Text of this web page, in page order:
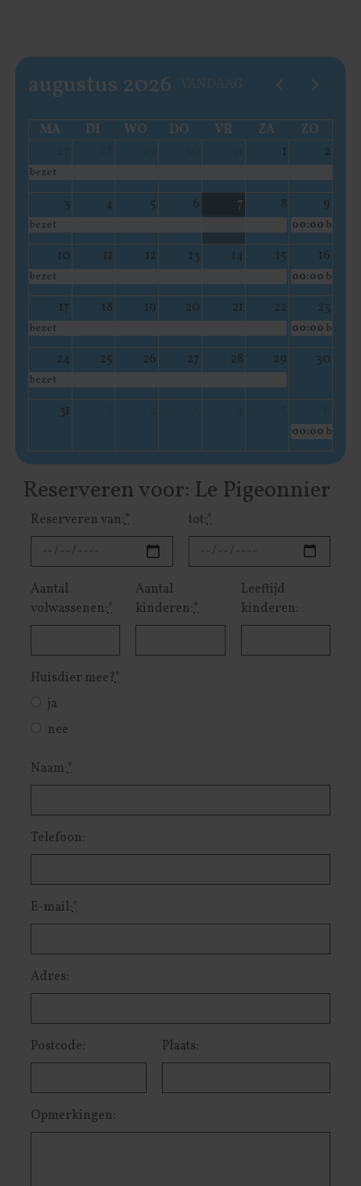
augustus 2026
MA DI WO DO VR ZA
ZO
1 2
bezet
3 4 5 6 7 8 9
bezet 00:00 bezet
10 11 12 13 14 15 16
bezet 00:00 bezet
17 18 19 20 21 22 23
bezet 00:00 bezet
24 25 26 27 28 29 30
bezet
31
00:00 bezet
Reserveren voor: Le Pigeonnier
Reserveren van:* tot:*
Aantal
volwassenen:*
Aantal
kinderen:*
Leeftijd
kinderen:
Huisdier mee?*
ja
nee
Naam:*
Telefoon:
E-mail:*
Adres:
Postcode: Plaats:
Opmerkingen: